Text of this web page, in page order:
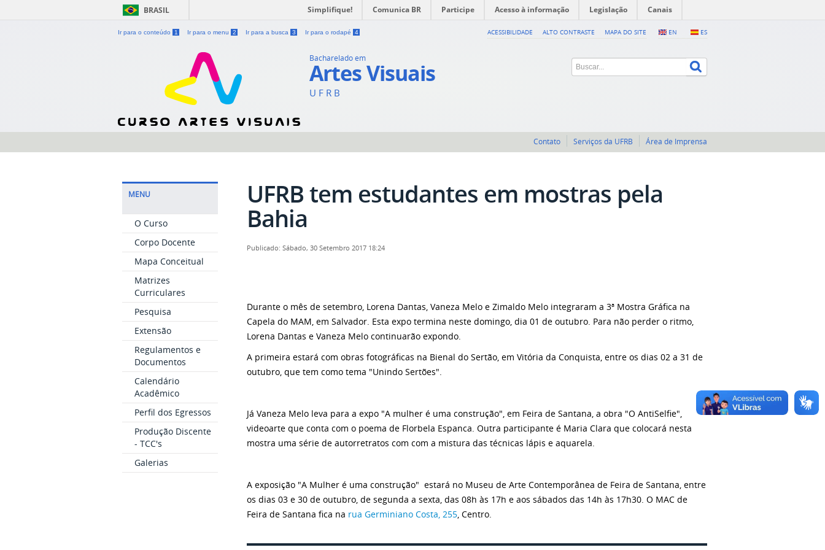
BRASIL Simplifique! Comunica BR Participe Acesso à informação Legislação Canais
Ir para o conteúdo 1 Ir para o menu 2 Ir para a busca 3 Ir para o rodapé 4 EN ES
ACESSIBILIDADE ALTO CONTRASTE MAPA DO SITE
Bacharelado em
Artes Visuais
U F R B
Contato Serviços da UFRB Área de Imprensa
MENU
O Curso
Corpo Docente
Mapa Conceitual
Matrizes
Curriculares
Pesquisa
Extensão
Regulamentos e
Documentos
Calendário
Acadêmico
Perfil dos Egressos
Produção Discente
- TCC's
Galerias
UFRB tem estudantes em mostras pela
Bahia
Publicado: Sábado, 30 Setembro 2017 18:24
Durante o mês de setembro, Lorena Dantas, Vaneza Melo e Zimaldo Melo integraram a 3ª Mostra Gráfica na
Capela do MAM, em Salvador. Esta expo termina neste domingo, dia 01 de outubro. Para não perder o ritmo,
Lorena Dantas e Vaneza Melo continuarão expondo.
A primeira estará com obras fotográficas na Bienal do Sertão, em Vitória da Conquista, entre os dias 02 a 31 de
outubro, que tem como tema "Unindo Sertões".
Já Vaneza Melo leva para a expo "A mulher é uma construção", em Feira de Santana, a obra "O AntiSelfie",
videoarte que conta com o poema de Florbela Espanca. Outra participante é Maria Clara que colocará nesta
mostra uma série de autorretratos com com a mistura das técnicas lápis e aquarela.
A exposição "A Mulher é uma construção" estará no Museu de Arte Contemporânea de Feira de Santana, entre
os dias 03 e 30 de outubro, de segunda a sexta, das 08h às 17h e aos sábados das 14h às 17h30. O MAC de
Feira de Santana fica na rua Germiniano Costa, 255, Centro.